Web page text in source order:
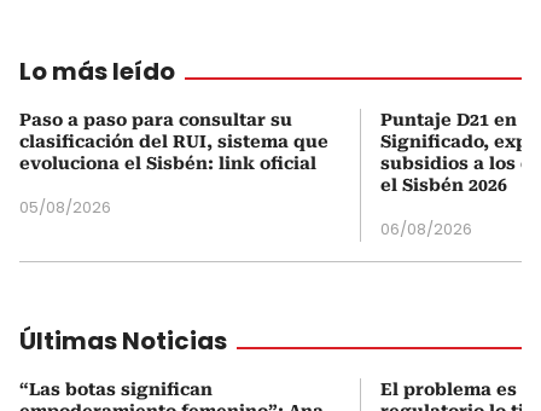
Lo más leído
Paso a paso para consultar su
clasificación del RUI, sistema que
evoluciona el Sisbén: link oficial
05/08/2026
Puntaje D21 en
Significado,
subsidios a los
el Sisbén 2026
06/08/2026
Últimas Noticias
“Las botas significan
El problema es